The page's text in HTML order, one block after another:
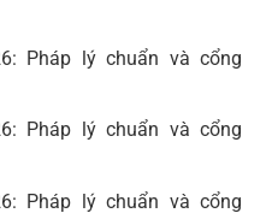
Pháp lý chuẩn và cổng
Pháp lý chuẩn và cổng
Pháp lý chuẩn và cổng